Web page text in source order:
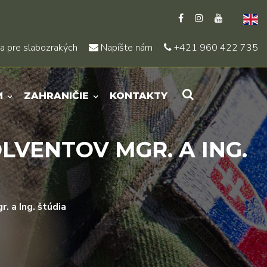
pre slabozrakých Napíšte nám +421 960 422 735
ZAHRANIČIE KONTAKTY
MGR. A ING.
a Ing. štúdia